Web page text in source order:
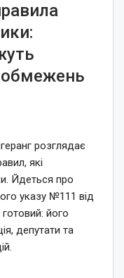
розглядає
які
Йдеться про
указу №111 від
його
депутати та